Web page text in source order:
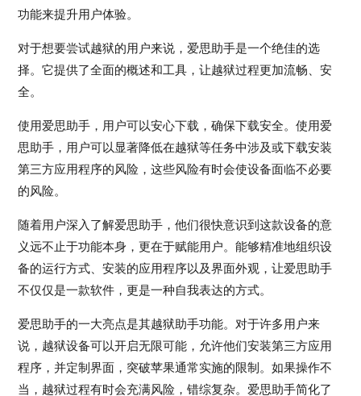
功能来提升用户体验。
对于想要尝试越狱的用户来说，爱思助手是一个绝佳的选
择。它提供了全面的概述和工具，让越狱过程更加流畅、安
全。
使用爱思助手，用户可以安心下载，确保下载安全。使用爱
思助手，用户可以显著降低在越狱等任务中涉及或下载安装
第三方应用程序的风险，这些风险有时会使设备面临不必要
的风险。
随着用户深入了解爱思助手，他们很快意识到这款设备的意
义远不止于功能本身，更在于赋能用户。能够精准地组织设
备的运行方式、安装的应用程序以及界面外观，让爱思助手
不仅仅是一款软件，更是一种自我表达的方式。
爱思助手的一大亮点是其越狱助手功能。对于许多用户来
说，越狱设备可以开启无限可能，允许他们安装第三方应用
程序，并定制界面，突破苹果通常实施的限制。如果操作不
当，越狱过程有时会充满风险，错综复杂。爱思助手简化了